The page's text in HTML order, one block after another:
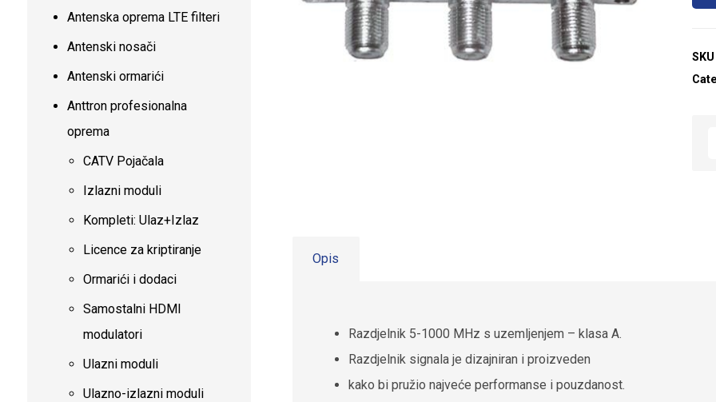
SKU
Opis
Razdjelnik 5-1000 MHz s uzemljenjem – klasa A.
Razdjelnik signala je dizajniran i proizveden
kako bi pružio najveće performanse i pouzdanost.
Antenska oprema LTE filteri
Antenski nosači
Antenski ormarići
Anttron profesionalna
oprema
CATV Pojačala
Izlazni moduli
Kompleti: Ulaz+Izlaz
Licence za kriptiranje
Ormarići i dodaci
Samostalni HDMI
modulatori
Ulazni moduli
Ulazno-izlazni moduli